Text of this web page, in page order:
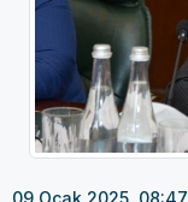
09 Ocak 2025, 08:47